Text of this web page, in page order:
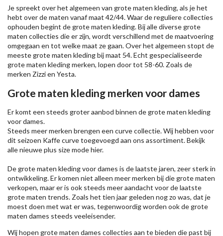
Je spreekt over het algemeen van grote maten kleding, als je het
hebt over de maten vanaf maat 42/44. Waar de reguliere collecties
ophouden begint de grote maten kleding. Bij alle diverse grote
maten collecties die er zijn, wordt verschillend met de maatvoering
omgegaan en tot welke maat ze gaan. Over het algemeen stopt de
meeste grote maten kleding bij maat 54. Echt gespecialiseerde
grote maten kleding merken, lopen door tot 58-60. Zoals de
merken Zizzien Yesta.
Grote maten kleding merken voor dames
Er komt een steeds groter aanbod binnen de grote maten kleding
voor dames.
Steeds meer merken brengen een curve collectie. Wij hebben voor
dit seizoen Kaffecurve toegevoegd aan ons assortiment. Bekijk
alle nieuweplus size modehier.
De grote maten kleding voor dames is de laatste jaren, zeer sterk in
ontwikkeling. Er komen niet alleen meer merken bij die grote maten
verkopen, maar er is ook steeds meer aandacht voor de laatste
grote maten trends. Zoals het tien jaar geleden nog zo was, dat je
moest doen met wat er was, tegenwoordig worden ook de grote
maten dames steeds veeleisender.
Wij hopen grote maten dames collecties aan te bieden die past bij